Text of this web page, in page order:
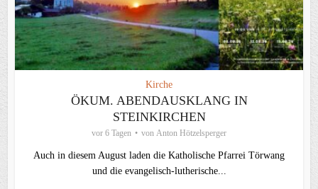
Kirche
ÖKUM. ABENDAUSKLANG IN
STEINKIRCHEN
vor 6 Tagen von Anton Hötzelsperger
Auch in diesem August laden die Katholische Pfarrei Törwang
und die evangelisch‑lutherische...